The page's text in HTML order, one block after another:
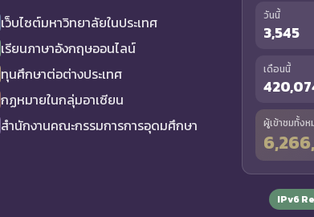
เว็บไซต์มหาวิทยาลัยในประเทศ
เรียนภาษาอังกฤษออนไลน์
ทุนศึกษาต่อต่างประเทศ
กฏหมายในกลุ่มอาเซียน
สำนักงานคณะกรรมการการอุดมศึกษา
วันนี้
3,545
เดือนนี้
ผู้เข้าชมทั้งห
IPv6